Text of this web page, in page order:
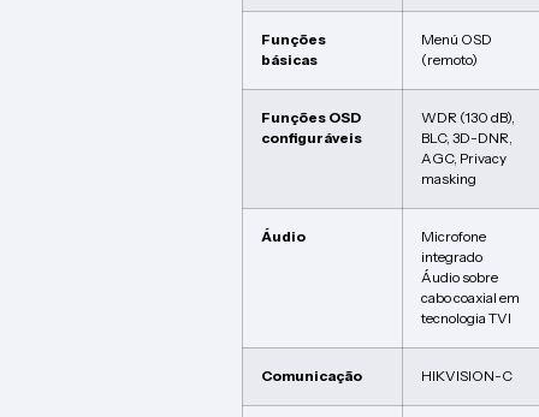
Funções
básicas
Menú OSD
(remoto)
Funções OSD
configuráveis
WDR (130 dB),
BLC, 3D-DNR,
AGC, Privacy
masking
Áudio
Microfone
integrado
Áudio sobre
cabo coaxial em
tecnologia TVI
Comunicação HIKVISION-C